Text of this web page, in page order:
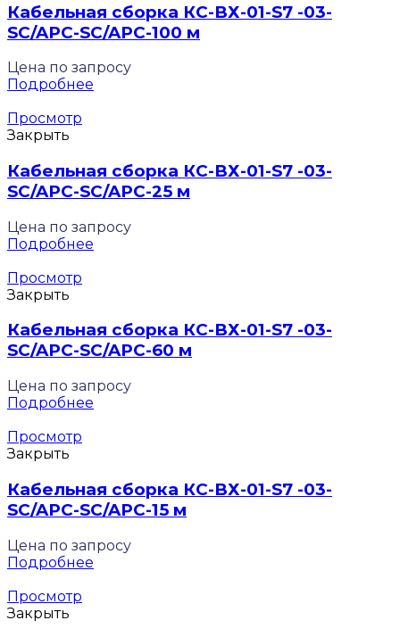
Кабельная сборка КС-ВХ-01-S7 -03-
SC/APC-SC/APC-100 м
Цена по запросу
Подробнее
Просмотр
Закрыть
Кабельная сборка КС-ВХ-01-S7 -03-
SC/APC-SC/APC-25 м
Цена по запросу
Подробнее
Просмотр
Закрыть
Кабельная сборка КС-ВХ-01-S7 -03-
SC/APC-SC/APC-60 м
Цена по запросу
Подробнее
Просмотр
Закрыть
Кабельная сборка КС-ВХ-01-S7 -03-
SC/APC-SC/APC-15 м
Цена по запросу
Подробнее
Просмотр
Закрыть